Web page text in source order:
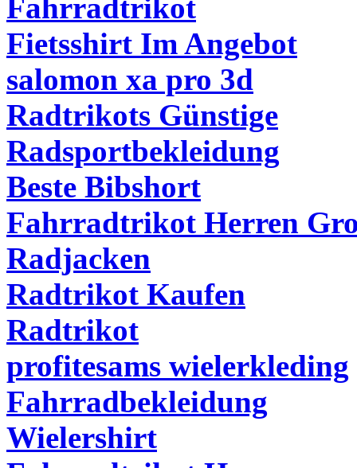
Fahrradtrikot
Fietsshirt Im Angebot
salomon xa pro 3d
Radtrikots Günstige
Radsportbekleidung
Beste Bibshort
Fahrradtrikot Herren
Radjacken
Radtrikot Kaufen
Radtrikot
profitesams wielerkleding
Fahrradbekleidung
Wielershirt